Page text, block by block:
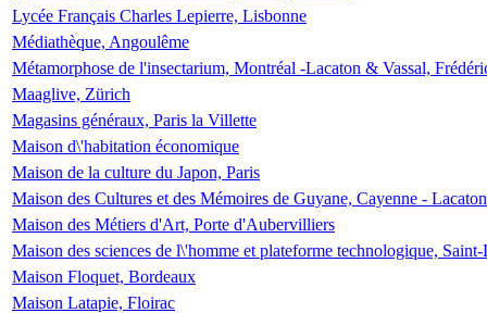
Lycée Français Charles Lepierre, Lisbonne
Médiathèque, Angoulême
Métamorphose de l'insectarium, Montréal -Lacaton & Vassal,
Maaglive, Zürich
Magasins généraux, Paris la Villette
Maison d\'habitation économique
Maison de la culture du Japon, Paris
Maison des Cultures et des Mémoires de Guyane, Cayenne -
Maison des Métiers d'Art, Porte d'Aubervilliers
Maison des sciences de l\'homme et plateforme technologique,
Maison Floquet, Bordeaux
Maison Latapie, Floirac